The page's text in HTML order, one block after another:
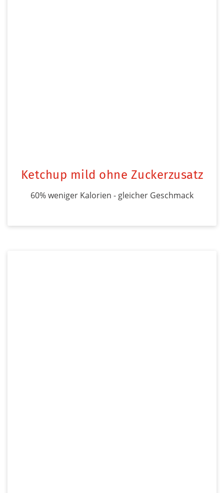
Ketchup mild ohne Zuckerzusatz
60% weniger Kalorien - gleicher Geschmack